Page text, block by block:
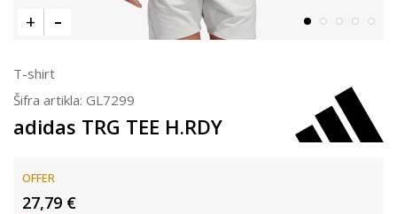
T-shirt
Šifra artikla: GL7299
adidas TRG TEE H.RDY
OFFER
27,79 €